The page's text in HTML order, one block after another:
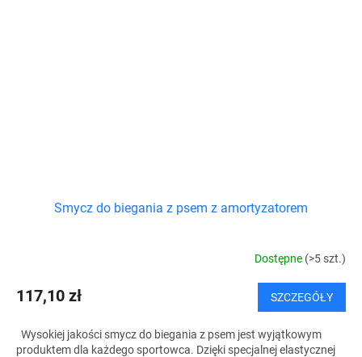
Smycz do biegania z psem z amortyzatorem
Dostępne (>5 szt.)
117,10 zł SZCZEGÓŁY
Wysokiej jakości smycz do biegania z psem jest wyjątkowym
produktem dla każdego sportowca. Dzięki specjalnej elastycznej